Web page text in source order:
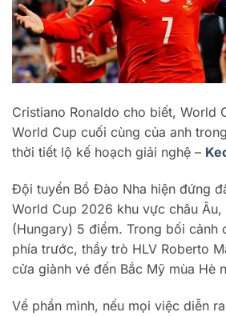
Cristiano Ronaldo cho biết, World
World Cup cuối cùng của anh
thời tiết lộ kế hoạch giải nghệ –
Đội tuyển Bồ Đào Nha hiện đứng
World Cup 2026 khu vực châu
(Hungary) 5 điểm. Trong bối cảnh
phía trước, thầy trò HLV Roberto
cửa giành vé đến Bắc Mỹ mùa Hè
Về phần mình, nếu mọi việc diễn